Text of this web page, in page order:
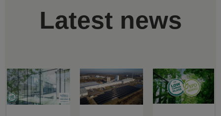
Latest news